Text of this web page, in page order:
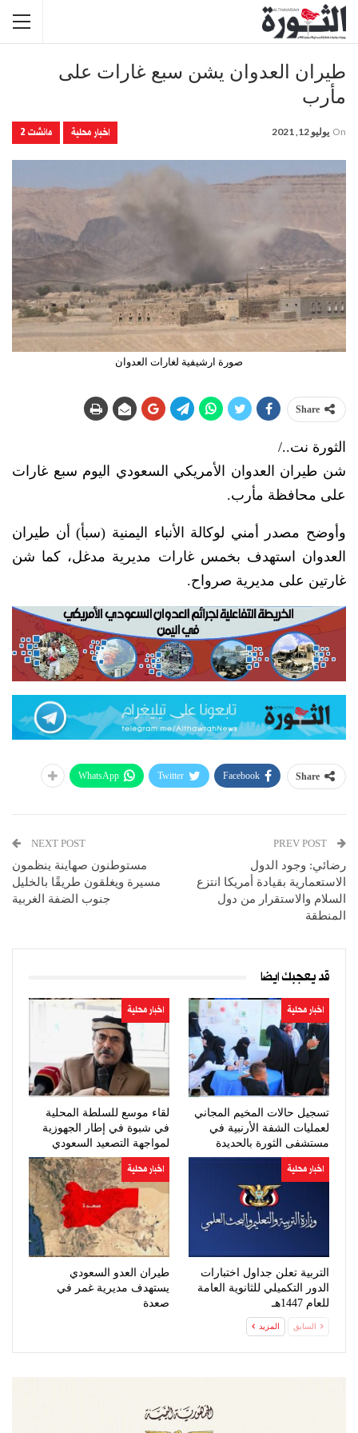
طيران العدوان يشن سبع غارات على
مأرب
اخبار محلية مانشت 2 On يوليو 12, 2021
صورة ارشيفية لغارات العدوان
Share
الثورة نت../
شن طيران العدوان الأمريكي السعودي اليوم سبع غارات
على محافظة مأرب.
وأوضح مصدر أمني لوكالة الأنباء اليمنية (سبأ) أن طيران
العدوان استهدف بخمس غارات مديرية مدغل، كما شن
غارتين على مديرية صرواح.
Share
Facebook
Twitter
WhatsApp
رضائي: وجود الدول
الاستعمارية بقيادة أمريكا انتزع
السلام والاستقرار من دول
المنطقة
NEXT POST
مستوطنون صهاينة ينظمون
مسيرة ويغلقون طريقًا بالخليل
جنوب الضفة الغربية
قد يعجبك ايضا
اخبار محلية
تسجيل حالات المخيم المجاني
لعمليات الشفة الأرنبية في
مستشفى الثورة بالحديدة
اخبار محلية
لقاء موسع للسلطة المحلية
في شبوة في إطار الجهوزية
لمواجهة التصعيد السعودي
اخبار محلية
التربية تعلن جداول اختبارات
الدور التكميلي للثانوية العامة
للعام 1447هـ
اخبار محلية
طيران العدو السعودي
يستهدف مديرية غمر في
صعدة
السابق المزيد